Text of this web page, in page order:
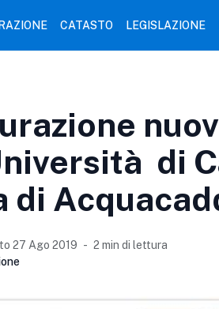
CATASTO LEGISLAZIONE
di
di
27 Ago 2019
2 min di lettura